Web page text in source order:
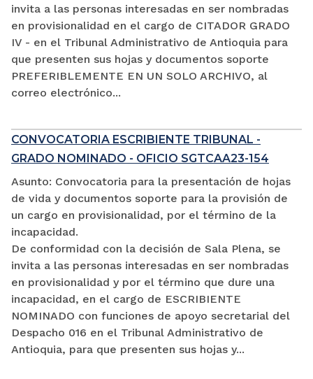
invita a las personas interesadas en ser nombradas
en provisionalidad en el cargo de CITADOR GRADO
IV - en el Tribunal Administrativo de Antioquia para
que presenten sus hojas y documentos soporte
PREFERIBLEMENTE EN UN SOLO ARCHIVO, al
correo electrónico...
CONVOCATORIA ESCRIBIENTE TRIBUNAL -
GRADO NOMINADO - OFICIO SGTCAA23-154
Asunto: Convocatoria para la presentación de hojas
de vida y documentos soporte para la provisión de
un cargo en provisionalidad, por el término de la
incapacidad.
De conformidad con la decisión de Sala Plena, se
invita a las personas interesadas en ser nombradas
en provisionalidad y por el término que dure una
incapacidad, en el cargo de ESCRIBIENTE
NOMINADO con funciones de apoyo secretarial del
Despacho 016 en el Tribunal Administrativo de
Antioquia, para que presenten sus hojas y...